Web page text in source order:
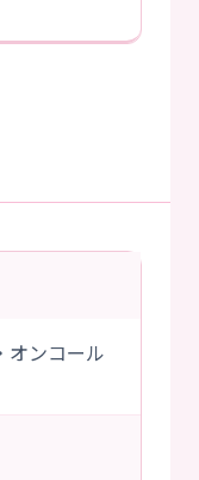
ンコール